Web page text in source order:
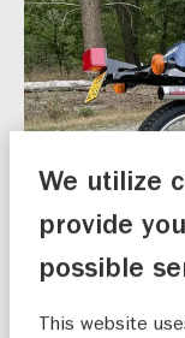
Ardy
van een
We utilize
provide
possible
This website